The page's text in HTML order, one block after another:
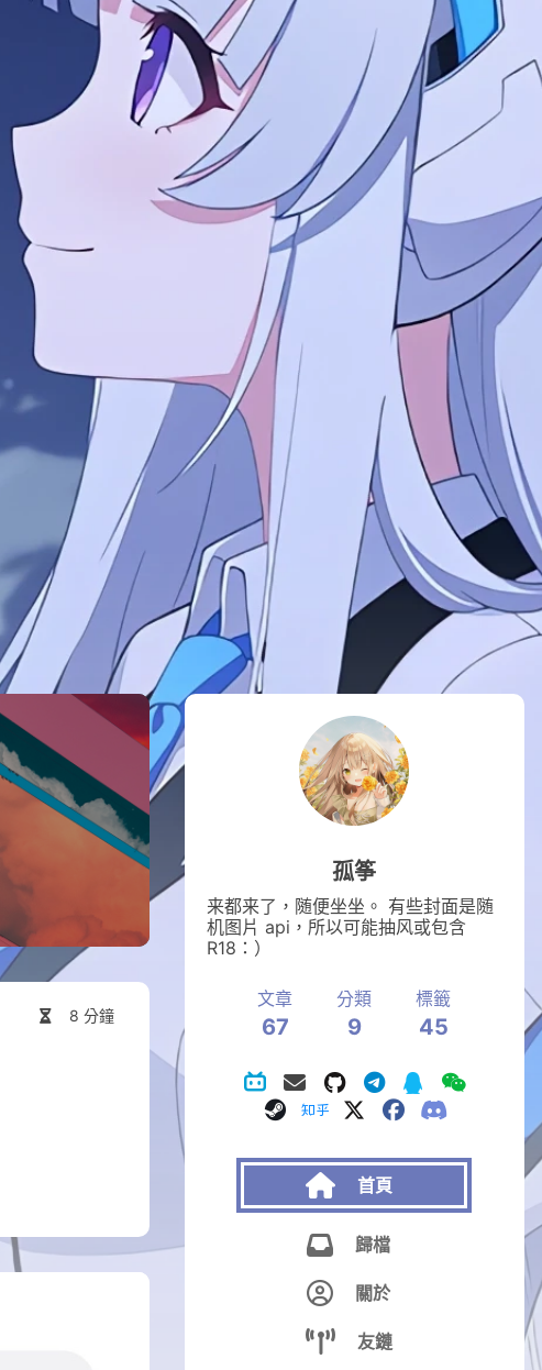
孤筝
来都来了，随便坐坐。 有些封面是随
机图片 api，所以可能抽风或包含
R18：）
文章
67
分類
9
標籤
45
 首頁
 歸檔
 關於
 友鏈
8 分鐘